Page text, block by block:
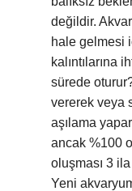
değildir.
hale gelmesi
kalıntılarına
sürede
vererek veya
aşılama
ancak %100
oluşması 3
Yeni